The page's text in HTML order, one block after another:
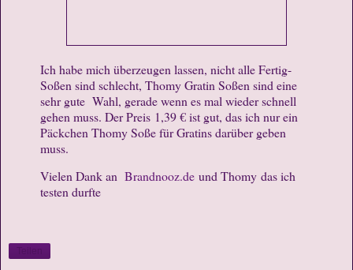
Ich habe mich überzeugen lassen, nicht alle Fertig-
Soßen sind schlecht, Thomy Gratin Soßen sind eine
sehr gute Wahl, gerade wenn es mal wieder schnell
gehen muss. Der Preis 1,39 € ist gut, das ich nur ein
Päckchen Thomy Soße für Gratins darüber geben
muss.
Vielen Dank an Brandnooz.de und Thomy das ich
testen durfte